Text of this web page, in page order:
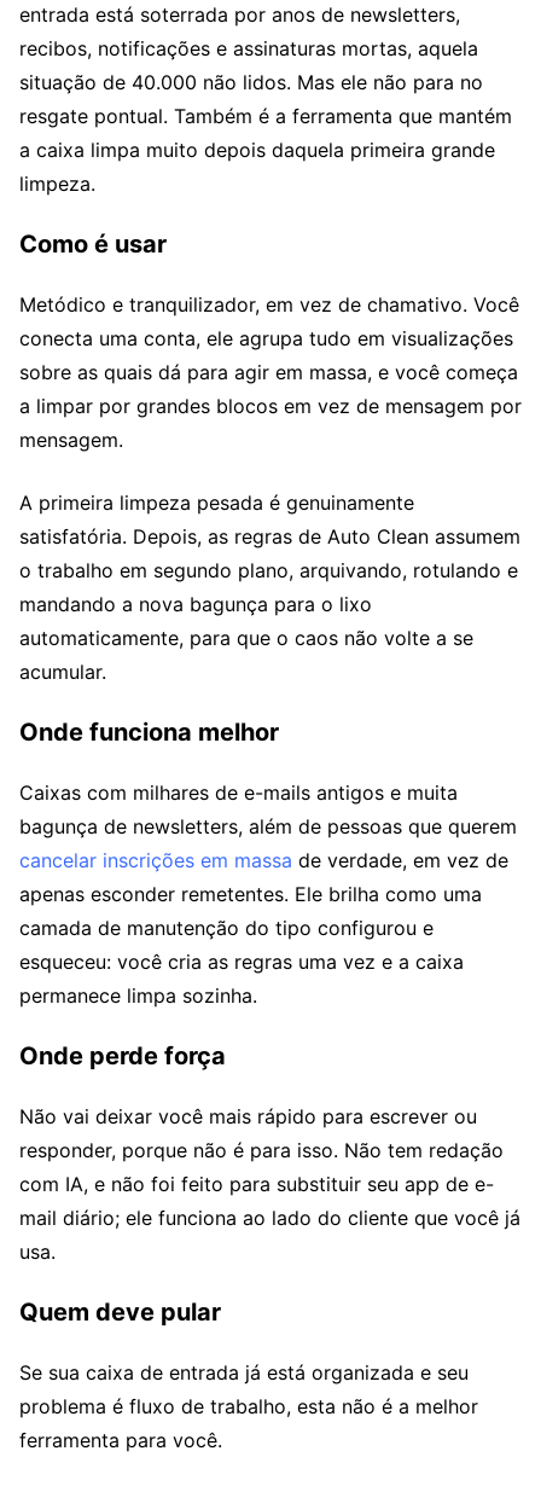
entrada está soterrada por anos de newsletters,
recibos, notificações e assinaturas mortas, aquela
situação de 40.000 não lidos. Mas ele não para no
resgate pontual. Também é a ferramenta que mantém
a caixa limpa muito depois daquela primeira grande
limpeza.
Como é usar
Metódico e tranquilizador, em vez de chamativo. Você
conecta uma conta, ele agrupa tudo em visualizações
sobre as quais dá para agir em massa, e você começa
a limpar por grandes blocos em vez de mensagem por
mensagem.
A primeira limpeza pesada é genuinamente
satisfatória. Depois, as regras de Auto Clean assumem
o trabalho em segundo plano, arquivando, rotulando e
mandando a nova bagunça para o lixo
automaticamente, para que o caos não volte a se
acumular.
Onde funciona melhor
Caixas com milhares de e-mails antigos e muita
bagunça de newsletters, além de pessoas que querem
cancelar inscrições em massa de verdade, em vez de
apenas esconder remetentes. Ele brilha como uma
camada de manutenção do tipo configurou e
esqueceu: você cria as regras uma vez e a caixa
permanece limpa sozinha.
Onde perde força
Não vai deixar você mais rápido para escrever ou
responder, porque não é para isso. Não tem redação
com IA, e não foi feito para substituir seu app de e-
mail diário; ele funciona ao lado do cliente que você já
usa.
Quem deve pular
Se sua caixa de entrada já está organizada e seu
problema é fluxo de trabalho, esta não é a melhor
ferramenta para você.